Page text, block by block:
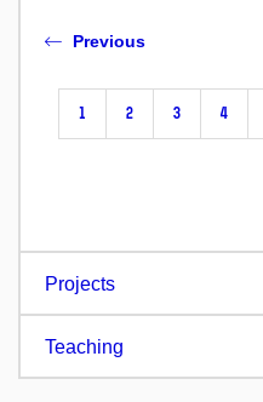
Previous
1 2 3 4
Projects
Teaching